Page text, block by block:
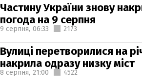
Частину України знову
погода на 9 серпня
9 серпня, 06:33 2173
Вулиці перетворилися на
накрила одразу низку міст
8 серпня, 21:00 4522